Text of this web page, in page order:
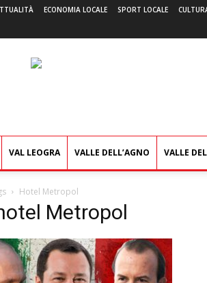
ECONOMIA LOCALE SPORT LOCALE
VAL LEOGRA VALLE DELL’AGNO VALLE
Hotel Metropol
Metropol